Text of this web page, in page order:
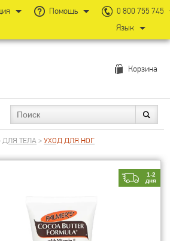
Корзина
ДЛЯ ТЕЛА>УХОД ДЛЯ НОГ
1-2
дня
Помощь
0 800 755 745
Язык